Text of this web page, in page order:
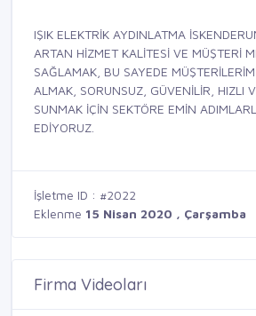
IŞIK ELEKTRİK AYDINLATMA
ARTAN HİZMET KALİTESİ VE MÜŞTERİ
SAĞLAMAK, BU SAYEDE
ALMAK, SORUNSUZ, GÜVENİLİR, HIZLI
SUNMAK İÇİN SEKTÖRE EMİN
EDİYORUZ.
İşletme ID : #2022
Eklenme 15 Nisan 2020 , Çarşamba
Firma Videoları